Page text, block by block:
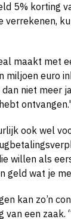
5% korting
verrekenen,
maakt met
miljoen euro
dan niet meer
ook wel
willen als
geld wat je
kan zo’n
van een zaak.